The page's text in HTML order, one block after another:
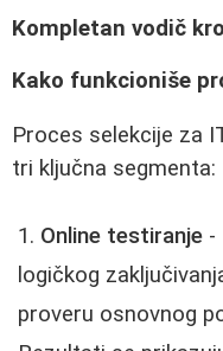
Kompletan vodič
Kako funkcioniše
Proces selekcije za
tri ključna segmenta:
Online testiranje -
logičkog
proveru osnovnog